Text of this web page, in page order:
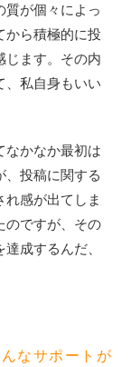
質が個々によっ
から積極的に投
じます。その内
、私自身もいい
なかなか最初は
、投稿に関する
れ感が出てしま
のですが、その
成するんだ、
なサポートが